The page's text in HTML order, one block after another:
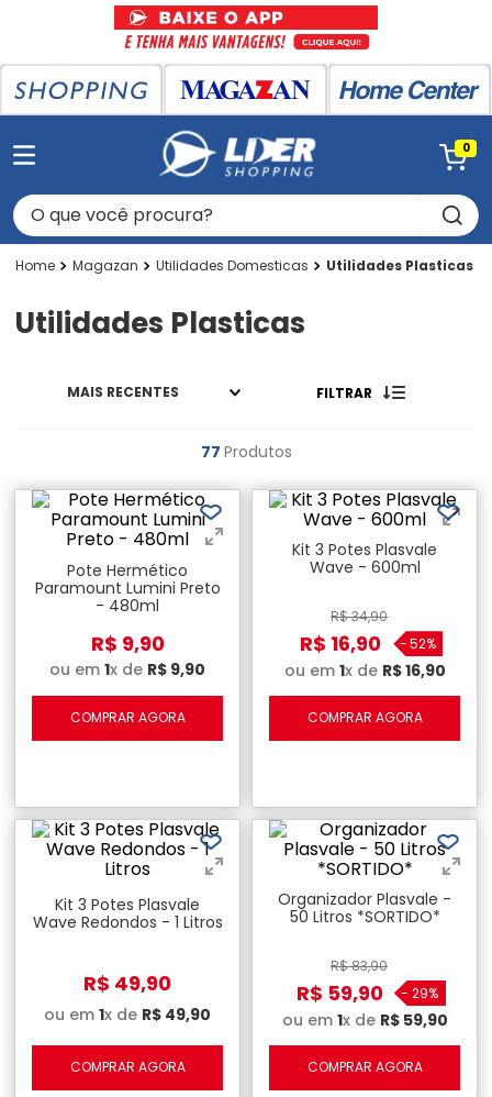
0
O que você procura?
Magazan Utilidades Domesticas Utilidades Plasticas
Utilidades Plasticas
MAIS RECENTES FILTRAR
77 Produtos
Pote Hermético
Paramount Lumini Preto
- 480ml
R$ 9,90
ou em 1x de R$ 9,90
COMPRAR AGORA
Kit 3 Potes Plasvale
Wave - 600ml
R$34,90
R$ 16,90 - 52%
ou em 1x de R$16,90
COMPRAR AGORA
Kit 3 Potes Plasvale
Wave Redondos - 1 Litros
R$ 49,90
ou em 1x de R$ 49,90
COMPRAR AGORA
Organizador Plasvale -
50 Litros *SORTIDO*
R$83,90
R$ 59,90 - 29%
ou em 1x de R$ 59,90
COMPRAR AGORA